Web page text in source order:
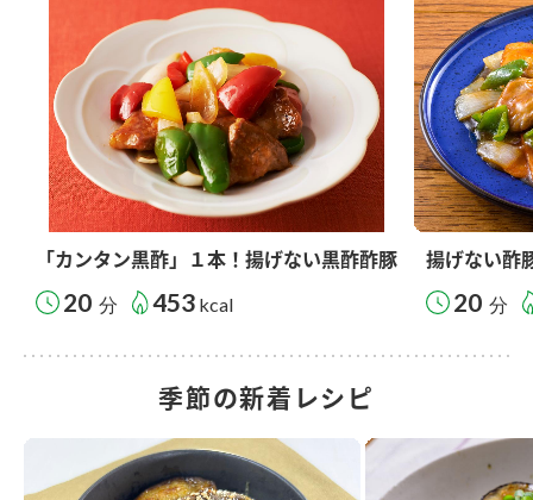
「カンタン黒酢」１本！揚げない黒酢酢豚
20 分 453 kcal
揚げない酢
20 分
季節の新着レシピ